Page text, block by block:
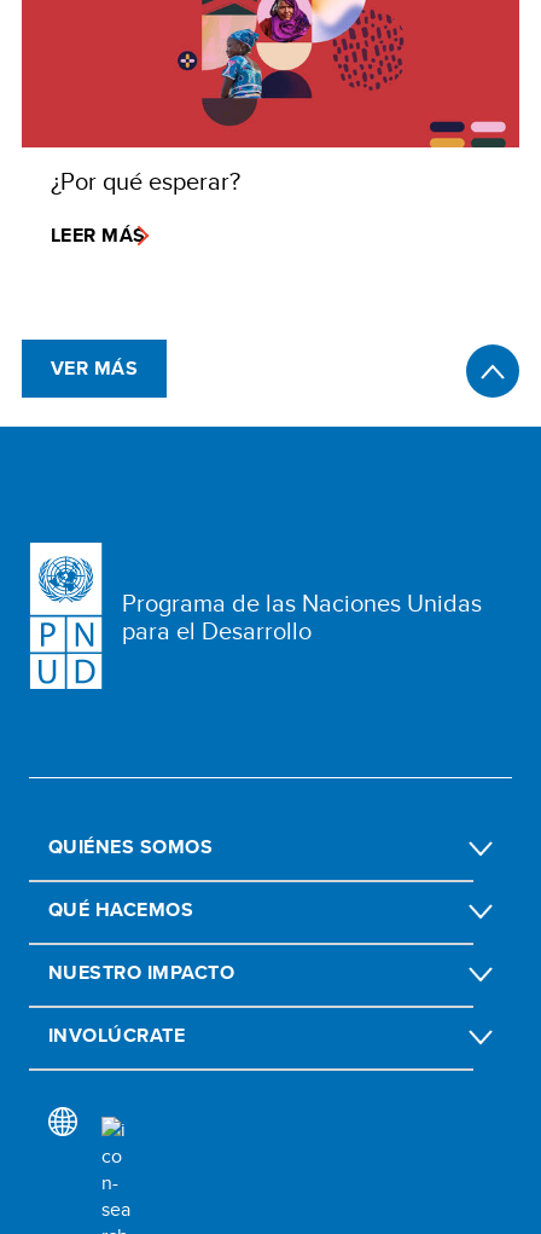
¿Por qué esperar?
LEER MÁS
VER MÁS
Programa de las Naciones Unidas
para el Desarrollo
QUIÉNES SOMOS
QUÉ HACEMOS
NUESTRO IMPACTO
INVOLÚCRATE